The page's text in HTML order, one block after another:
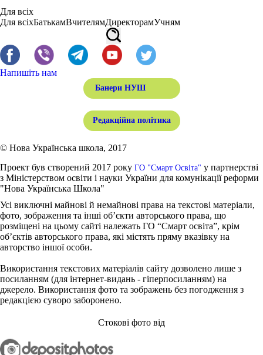
Для всіх
Для всіхБатькамВчителямДиректорамУчням
Напишіть нам
Банери НУШ
Редакційна політика
© Нова Українська школа, 2017
Проект був створений 2017 року ГО "Смарт Освіта" у партнерстві
з Міністерством освіти і науки України для комунікації реформи
"Нова Українська Школа"
Усі виключні майнові й немайнові права на текстові матеріали,
фото, зображення та інші об’єкти авторського права, що
розміщені на цьому сайті належать ГО “Смарт освіта”, крім
об’єктів авторського права, які містять пряму вказівку на
авторство іншої особи.
Використання текстових матеріалів сайту дозволено лише з
посиланням (для інтернет-видань - гіперпосиланням) на
джерело. Використання фото та зображень без погодження з
редакцією суворо заборонено.
Стокові фото від